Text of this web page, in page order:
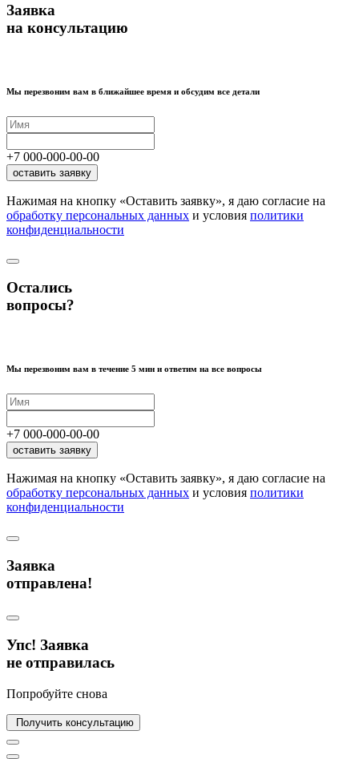
Заявка
на консультацию
Мы перезвоним вам в ближайшее время и обсудим все детали
+7 000-000-00-00
оставить заявку
Нажимая на кнопку «Оставить заявку», я даю согласие на
обработку персональных данных и условия политики
конфиденциальности
Остались
вопросы?
Мы перезвоним вам в течение 5 мин и ответим на все вопросы
+7 000-000-00-00
оставить заявку
Нажимая на кнопку «Оставить заявку», я даю согласие на
обработку персональных данных и условия политики
конфиденциальности
Заявка
отправлена!
Упс! Заявка
не отправилась
Попробуйте снова
Получить консультацию